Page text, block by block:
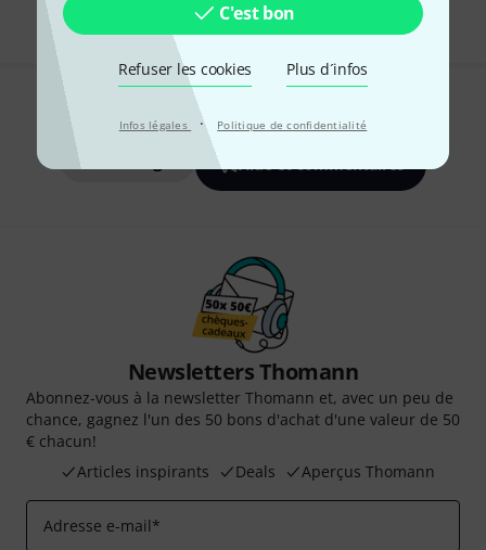
C'est bon
Refuser les cookies Plus d´infos
Infos légales · Politique de confidentialité
Aimez-vous ce que vous voyez ?
Aide et commentaires
Newsletters Thomann
Abonnez-vous à la newsletter Thomann et, avec un peu de
chance, gagnez l'un des 50 bons d'achat d'une valeur de 50
€ chacun!
Articles inspirants
Deals Aperçus Thomann
Adresse e-mail*